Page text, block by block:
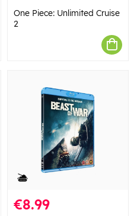
One Piece: Unlimited Cruise
2
€8.99